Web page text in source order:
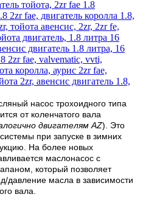
насос трохоидного типа
от коленчатого вала
двигателям AZ). Это
при запуске в зимних
На более новых
маслонасос с
который позволяет
давление масла в зависимости
вала.